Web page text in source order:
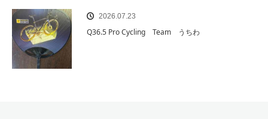
2026.07.23
Q36.5 Pro Cycling Team うちわ